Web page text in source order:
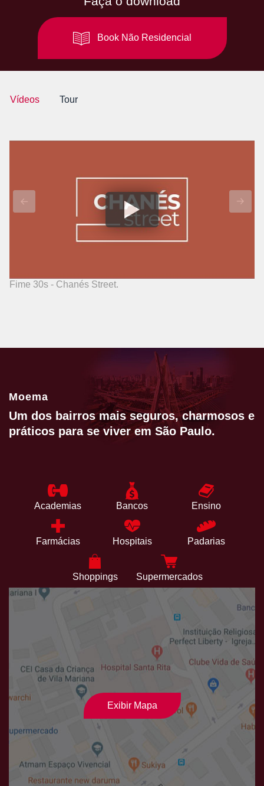
Book Não Residencial
Vídeos Tour
Fime 30s - Chanés Street.
Moema
Um dos bairros mais seguros, charmosos e
práticos para se viver em São Paulo.
Academias Bancos Ensino
Farmácias Hospitais Padarias
Shoppings Supermercados
Exibir Mapa